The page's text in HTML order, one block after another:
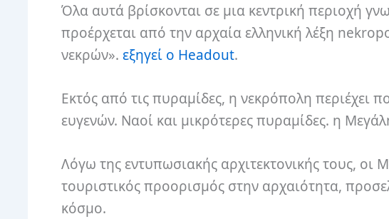
Όλα αυτά βρίσκονται σε μια κεντρική περιοχή
προέρχεται από την αρχαία ελληνική λέξη
νεκρών». εξηγεί ο Headout.
Εκτός από τις πυραμίδες, η νεκρόπολη
ευγενών. Ναοί και μικρότερες πυραμίδες. η
Λόγω της εντυπωσιακής αρχιτεκτονικής τους,
τουριστικός προορισμός στην αρχαιότητα,
κόσμο.